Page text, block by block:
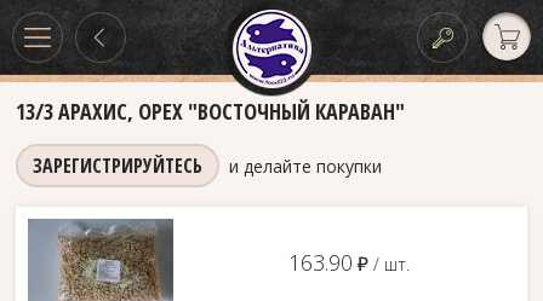
13/3 АРАХИС, ОРЕХ "ВОСТОЧНЫЙ КАРАВАН"
ЗАРЕГИСТРИРУЙТЕСЬ и делайте покупки
163.90 д / шт.